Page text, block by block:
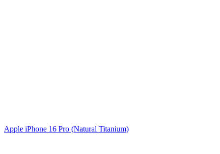
Apple iPhone 16 Pro (Natural Titanium)